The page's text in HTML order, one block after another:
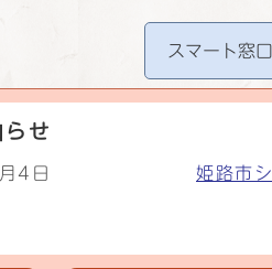
スマート窓口
せ
4日 姫路市